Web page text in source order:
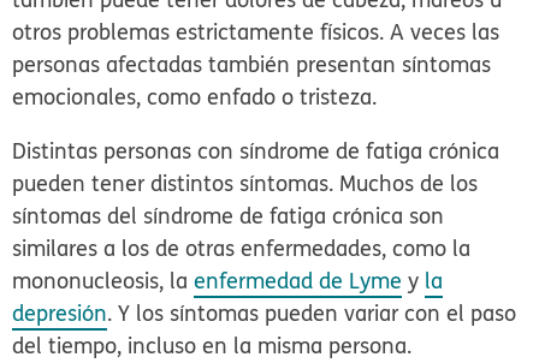
otros problemas estrictamente físicos. A veces las
personas afectadas también presentan síntomas
emocionales, como enfado o tristeza.
Distintas personas con síndrome de fatiga crónica
pueden tener distintos síntomas. Muchos de los
síntomas del síndrome de fatiga crónica son
similares a los de otras enfermedades, como la
mononucleosis, laenfermedad de Lyme y la
depresión. Y los síntomas pueden variar con el paso
del tiempo, incluso en la misma persona.